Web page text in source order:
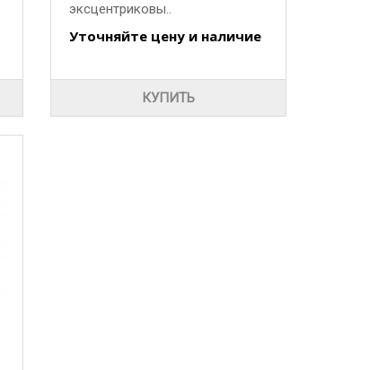
эксцентриковы..
Уточняйте цену и наличие
КУПИТЬ